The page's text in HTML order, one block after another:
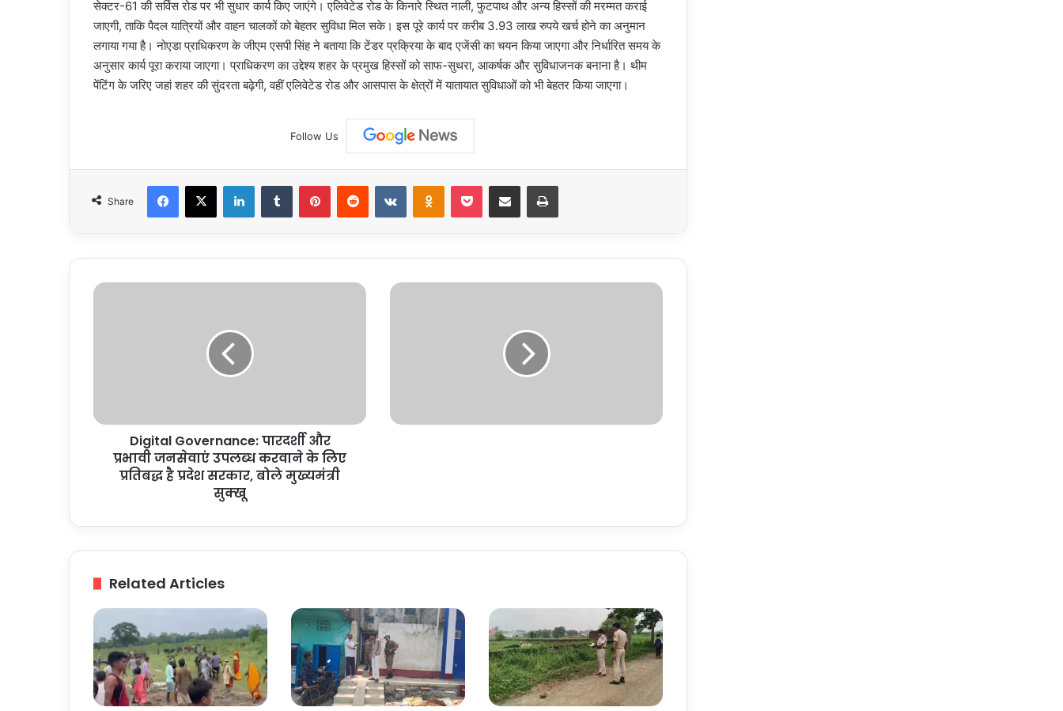
सेक्टर-61 की सर्विस रोड पर भी सुधार कार्य किए जाएंगे। एलिवेटेड रोड के किनारे स्थित नाली, फुटपाथ और अन्य हिस्सों की मरम्मत कराई
जाएगी, ताकि पैदल यात्रियों और वाहन चालकों को बेहतर सुविधा मिल सके। इस पूरे कार्य पर करीब 3.93 लाख रुपये खर्च होने का अनुमान
लगाया गया है। नोएडा प्राधिकरण के जीएम एसपी सिंह ने बताया कि टेंडर प्रक्रिया के बाद एजेंसी का चयन किया जाएगा और निर्धारित समय के
अनुसार कार्य पूरा कराया जाएगा। प्राधिकरण का उद्देश्य शहर के प्रमुख हिस्सों को साफ-सुथरा, आकर्षक और सुविधाजनक बनाना है। थीम
पेंटिंग के जरिए जहां शहर की सुंदरता बढ़ेगी, वहीं एलिवेटेड रोड और आसपास के क्षेत्रों में यातायात सुविधाओं को भी बेहतर किया जाएगा।
Follow Us
Share
Facebook
X LinkedInTumblr PinterestReddit VKontakteOdnoklassniki
Pocket Share via Email Print
Digital
के
प्रतिबद्ध
सुक्खू
Digital Governance: पारदर्शी और
प्रभावी जनसेवाएं उपलब्ध करवाने के लिए
प्रतिबद्ध है प्रदेश सरकार, बोले मुख्यमंत्री
सुक्खू
Related Articles